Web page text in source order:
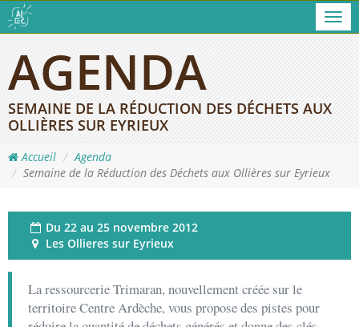
AGENDA
SEMAINE DE LA RÉDUCTION DES DÉCHETS AUX
OLLIÈRES SUR EYRIEUX
Accueil
Agenda
Semaine de la Réduction des Déchets aux Ollières sur Eyrieux
Du 22 au 25 novembre 2012
Les Ollieres sur Eyrieux
La ressourcerie Trimaran, nouvellement créée sur le
territoire Centre Ardèche, vous propose des pistes pour